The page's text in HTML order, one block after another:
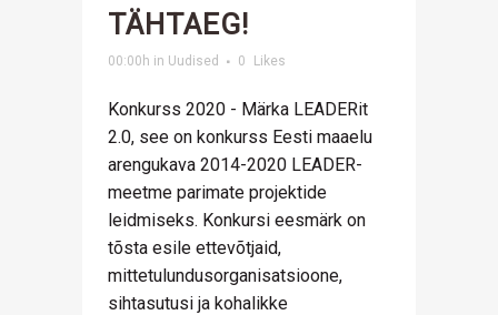
TÄHTAEG!
00:00h in Uudised 0 Likes
Konkurss 2020 - Märka LEADERit
2.0, see on konkurss Eesti maaelu
arengukava 2014-2020 LEADER-
meetme parimate projektide
leidmiseks. Konkursi eesmärk on
tõsta esile ettevõtjaid,
mittetulundusorganisatsioone,
sihtasutusi ja kohalikke